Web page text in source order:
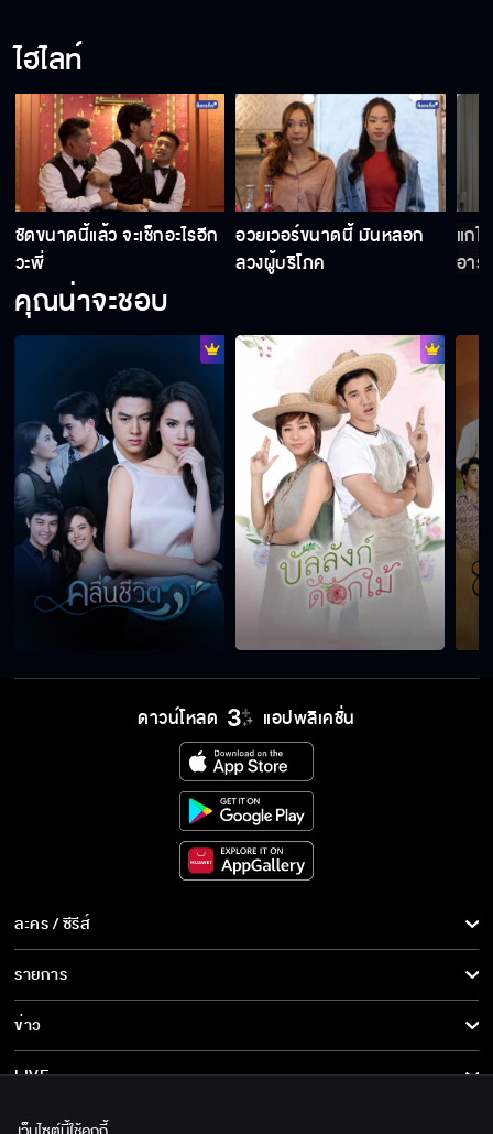
เรื่องทั้งหมด ฉันแก้ไขมันเอง
ฉันไม่อยากเจอเรื่องอะไรแบบนี้แล้ว
ช่วยพักเรื่องเกลียดผมไปก่อน แล้วไปหาทางช่วย
เฮียหมา กัน
ก็มีแต่พวก อาชญากร เท่านั้นแหละที่ต้องการ
ทนาย
ถ้าคุณไม่ได้ทำก็แปลว่าลูกน้องคุณทำ
คุกให้ได้
ถ้าพี่ไม่พูด พี่ก็ติดอยู่ในนี้แหละ
ผมจะพิสูจน์ให้ทุกคนเห็นว่าเฮียหมาไม่ได้ค้ายา
มากินแข่งกับกู ใครแพ้ต้องทำตามที่สั่ง
ไฮไลท์
ชัดขนาดนี้แล้ว จะเช็กอะไรอีก
วะพี่
อวยเวอร์ขนาดนี้ มันหลอก
ลวงผู้บริโภค
แก
อา
คุณน่าจะชอบ
ดาวน์โหลด แอปพลิเคชั่น
ละคร / ซีรีส์
ละคร/ซีรีส์
ซีรีส์นานาชาติ
การ์ตูน & เกม
รายการ
รายการทั้งหมด
ข่าว
ข่าวทั้งหมด
LIVE
เกี่ยวกับเรา